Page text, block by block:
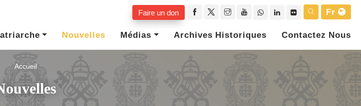
Faire un don
Fr
Nouvelles Médias Archives Historiques Contactez Nous
Accueil